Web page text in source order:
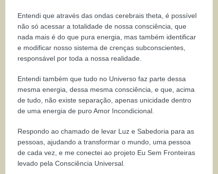
Entendi que através das ondas cerebrais theta, é possível
não só acessar a totalidade de nossa consciência, que
nada mais é do que pura energia, mas também identificar
e modificar nosso sistema de crenças subconscientes,
responsável por toda a nossa realidade.
Entendi também que tudo no Universo faz parte dessa
mesma energia, dessa mesma consciência, e que, acima
de tudo, não existe separação, apenas unicidade dentro
de uma energia de puro Amor Incondicional.
Respondo ao chamado de levar Luz e Sabedoria para as
pessoas, ajudando a transformar o mundo, uma pessoa
de cada vez, e me conectei ao projeto Eu Sem Fronteiras
levado pela Consciência Universal.